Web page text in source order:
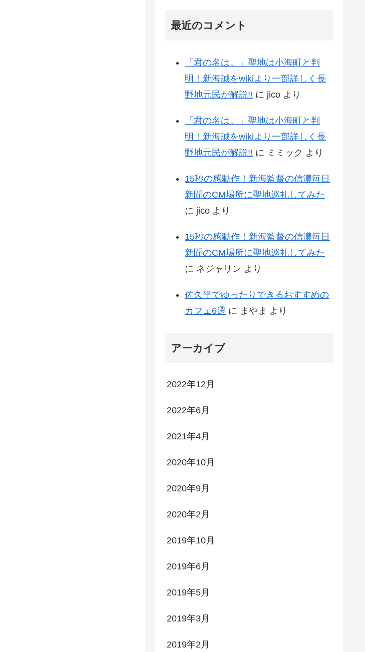
最近のコメント
「君の名は。」聖地は小海町と判
明！新海誠をwikiより一部詳しく長
野地元民が解説!! に jico より
「君の名は。」聖地は小海町と判
明！新海誠をwikiより一部詳しく長
野地元民が解説!! に ミミック より
15秒の感動作！新海監督の信濃毎日
新聞のCM場所に聖地巡礼してみた
に jico より
15秒の感動作！新海監督の信濃毎日
新聞のCM場所に聖地巡礼してみた
に ネジャリン より
佐久平でゆったりできるおすすめの
カフェ6選 に まやま より
アーカイブ
2022年12月
2022年6月
2021年4月
2020年10月
2020年9月
2020年2月
2019年10月
2019年6月
2019年5月
2019年3月
2019年2月